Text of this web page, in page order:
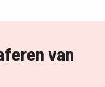
van